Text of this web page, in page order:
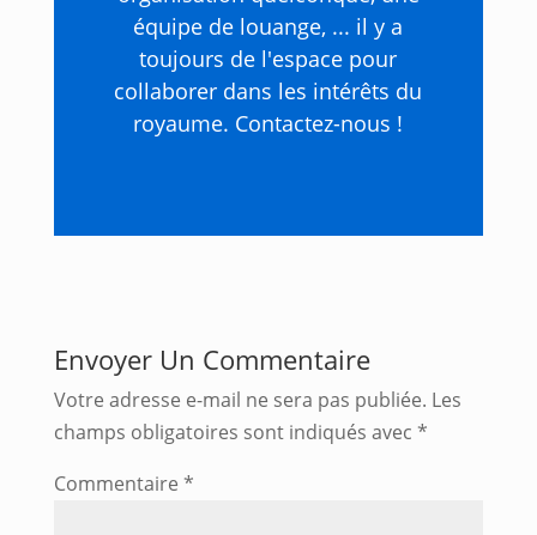
équipe de louange, ... il y a
toujours de l'espace pour
collaborer dans les intérêts du
royaume. Contactez-nous !
Envoyer Un Commentaire
Votre adresse e-mail ne sera pas publiée. Les
champs obligatoires sont indiqués avec *
Commentaire *